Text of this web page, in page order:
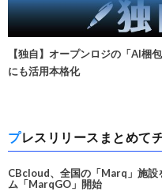
【独自】オープンロジの「AI梱
にも活用本格化
プレスリリースまとめて
CBcloud、全国の「Marq」施設
ム「MarqGO」開始